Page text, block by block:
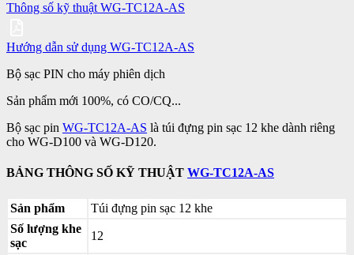
Thông số kỹ thuật WG-TC12A-AS
Hướng dẫn sử dụng WG-TC12A-AS
Bộ sạc PIN cho máy phiên dịch
Sản phẩm mới 100%, có CO/CQ...
Bộ sạc pin WG-TC12A-AS là túi đựng pin sạc 12 khe dành riêng
cho WG-D100 và WG-D120.
BẢNG THÔNG SỐ KỸ THUẬT WG-TC12A-AS
Sản phẩm
Túi đựng pin sạc 12 khe
Số lượng khe
sạc
12